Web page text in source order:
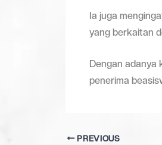
Ia juga
yang berkaitan
Dengan adanya
penerima
PREVIOUS